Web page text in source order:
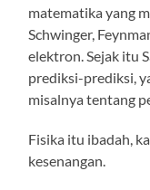
matematika yang
Schwinger,
elektron. Sejak itu
prediksi-prediksi,
misalnya tentang
Fisika itu ibadah,
kesenangan.